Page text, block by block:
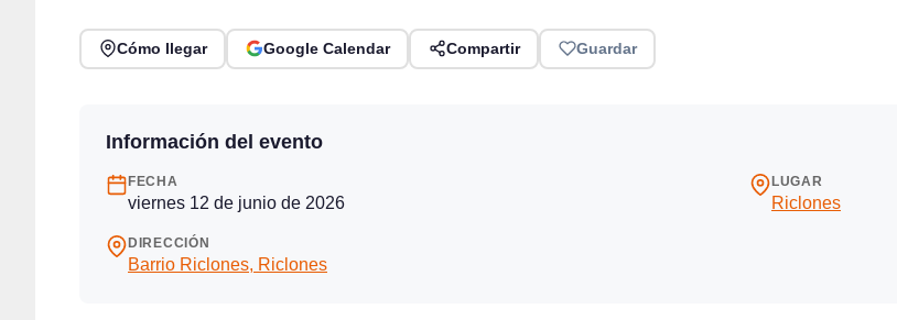
Cómo llegar Google Calendar Compartir Guardar
Información del evento
FECHA
viernes 12 de junio de 2026
LUGAR
Riclones
DIRECCIÓN
Barrio Riclones, Riclones